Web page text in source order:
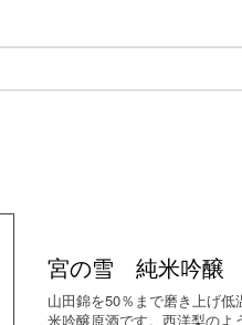
宮の雪 純米吟醸
山田錦を50％まで磨き上げ
米吟醸原酒です。西洋梨のよ